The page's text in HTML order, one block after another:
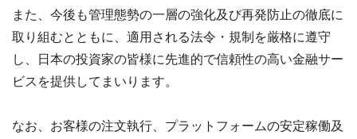
また、今後も管理態勢の一層の強化及び再発防止の徹底に
取り組むとともに、適用される法令・規制を厳格に遵守
し、日本の投資家の皆様に先進的で信頼性の高い金融サー
ビスを提供してまいります。
なお、お客様の注文執行、プラットフォームの安定稼働及